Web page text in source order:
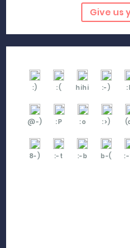
Give us
:) :( hihi :-)
@-) :P :o :>)
8-) :-t :-b b-(